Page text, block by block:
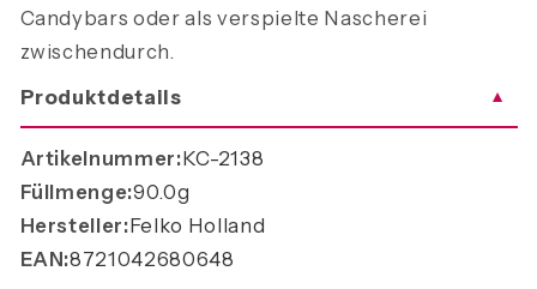
Candybars oder als verspielte Nascherei
zwischendurch.
Produktdetails
▼
Artikelnummer:KC-2138
Füllmenge:90.0g
Hersteller:Felko Holland
EAN:8721042680648